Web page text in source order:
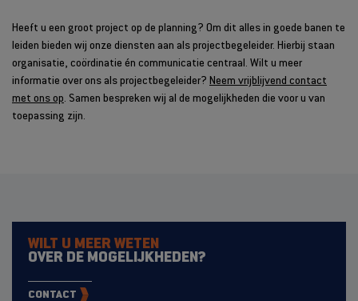
Heeft u een groot project op de planning? Om dit alles in goede banen te
leiden bieden wij onze diensten aan als projectbegeleider. Hierbij staan
organisatie, coördinatie én communicatie centraal. Wilt u meer
informatie over ons als projectbegeleider? Neem vrijblijvend contact
met ons op. Samen bespreken wij al de mogelijkheden die voor u van
toepassing zijn.
WILT U MEER WETEN
OVER DE MOGELIJKHEDEN?
CONTACT